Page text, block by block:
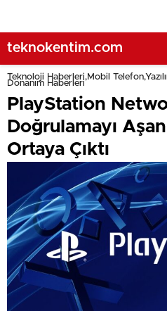
teknokentim.com
Teknoloji Haberleri,Mobil
Donanım Haberleri
PlayStation
Doğrulamayı
Ortaya Çıktı